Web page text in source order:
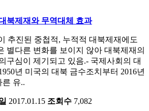
북제재와 무역대체 효과
추진된 중첩적, 누적적 대북제재에도
별다른 변화를 보이지 않아 대북제재의
구심이 제기되고 있음.- 국제사회의 대
년 미국의 대북 금수조치부터 2016년
른 유..
2017.01.15 조회수 7,082